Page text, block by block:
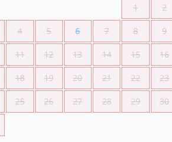
1 2
4 5 6 7 8 9
11 12 13 14 15 16
18 19 20 21 22 23
25 26 27 28 29 30